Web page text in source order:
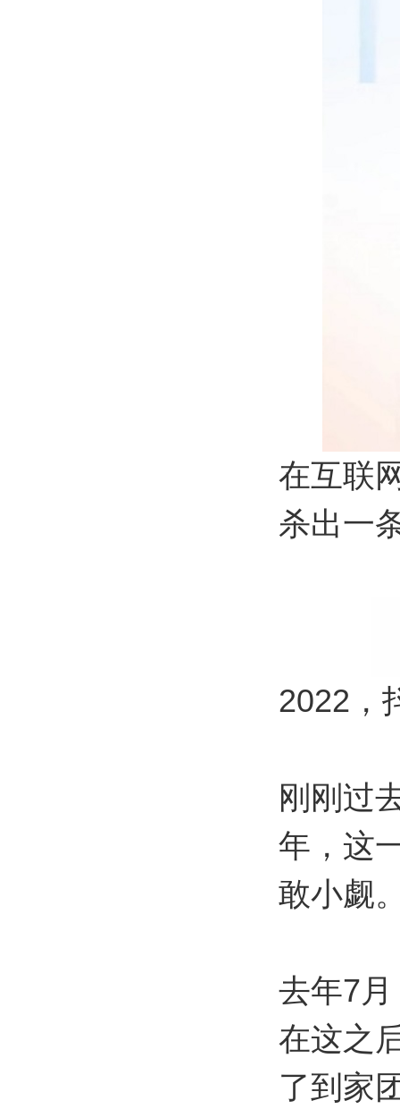
在互联
杀出一
2022，
刚刚过
年，这
敢小觑
去年7
在这之
了到家